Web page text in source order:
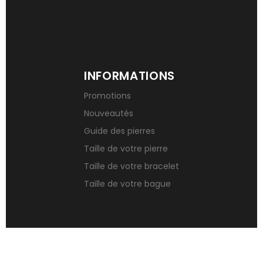
INFORMATIONS
Promotions
Nouveautés
Guide des pierres
Taille de votre pierre
Taille de votre bracelet
Taille de votre bague